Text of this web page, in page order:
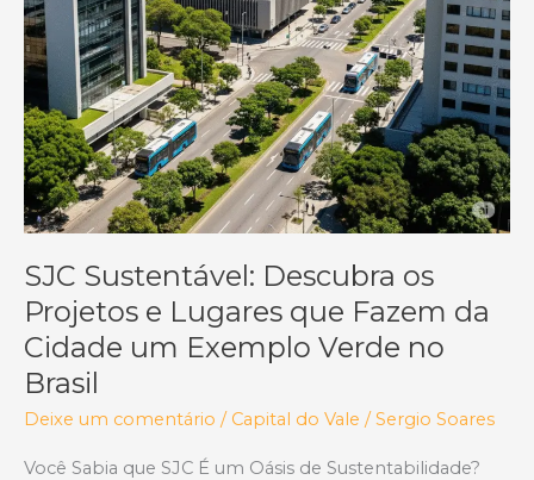
SJC Sustentável: Descubra os
Projetos e Lugares que Fazem da
Cidade um Exemplo Verde no
Brasil
Deixe um comentário / Capital do Vale /Sergio Soares
Você Sabia que SJC É um Oásis de Sustentabilidade?